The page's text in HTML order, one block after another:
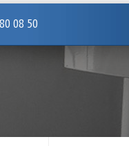
08 50